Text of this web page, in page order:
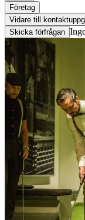
Företag
Vidare till
Skicka förfrågan